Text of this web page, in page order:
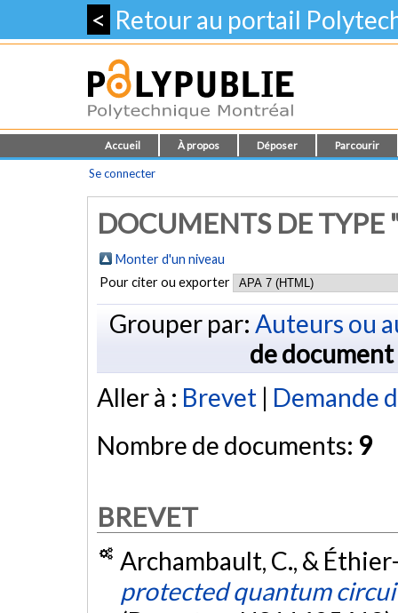
< Retour au portail
Accueil À propos Déposer Parcourir
Se connecter
DOCUMENTS DE TYPE
Monter d'un niveau
Pour citer ou exporter
Grouper par: Auteurs ou
de document
Aller à : Brevet | Demande
Nombre de documents: 9
BREVET
Archambault, C., &
protected quantum